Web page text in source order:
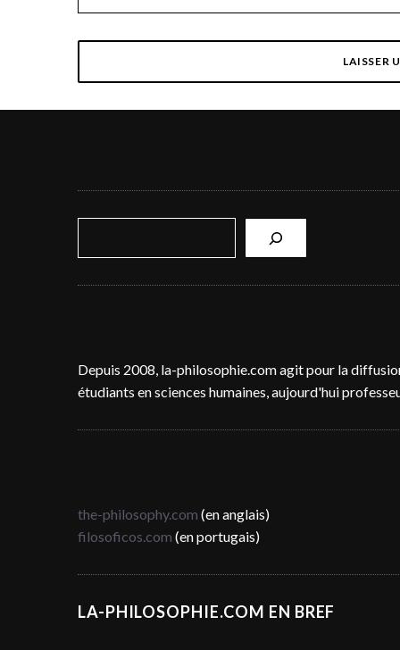
c
h
r
Depuis 2008, la-philosophie.com agit pour la
étudiants en sciences humaines, aujourd'hui
the-philosophy.com (en anglais)
filosoficos.com (en portugais)
LA-PHILOSOPHIE.COM EN BREF